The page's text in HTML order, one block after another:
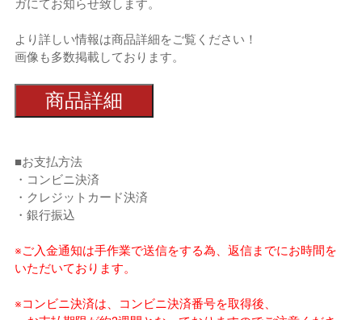
ガにてお知らせ致します。
より詳しい情報は商品詳細をご覧ください！
画像も多数掲載しております。
商品詳細
■お支払方法
・コンビニ決済
・クレジットカード決済
・銀行振込
※ご入金通知は手作業で送信をする為、返信までにお時間を
いただいております。
※コンビニ決済は、コンビニ決済番号を取得後、